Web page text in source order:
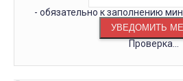
- обязательно к заполнению
Проверка...